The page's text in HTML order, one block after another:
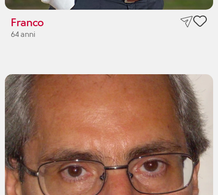
Franco
64 anni